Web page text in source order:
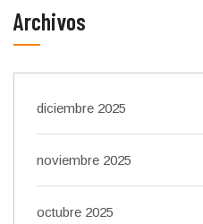
Archivos
diciembre 2025
noviembre 2025
octubre 2025